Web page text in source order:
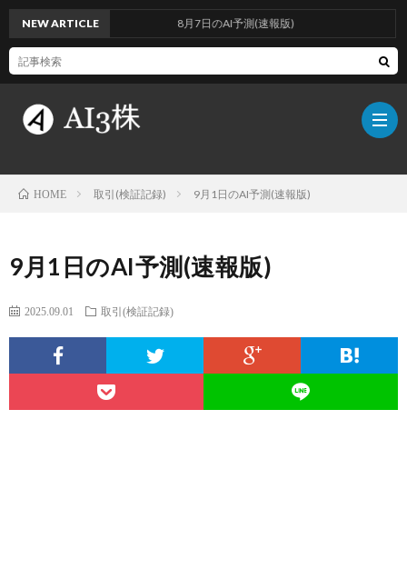
グ
NEW ARTICLE 8月7日のAI予測(速報版)
HOME 取引(検証記録) 9月1日のAI予測(速報版)
9月1日のAI予測(速報版)
2025.09.01 取引(検証記録)